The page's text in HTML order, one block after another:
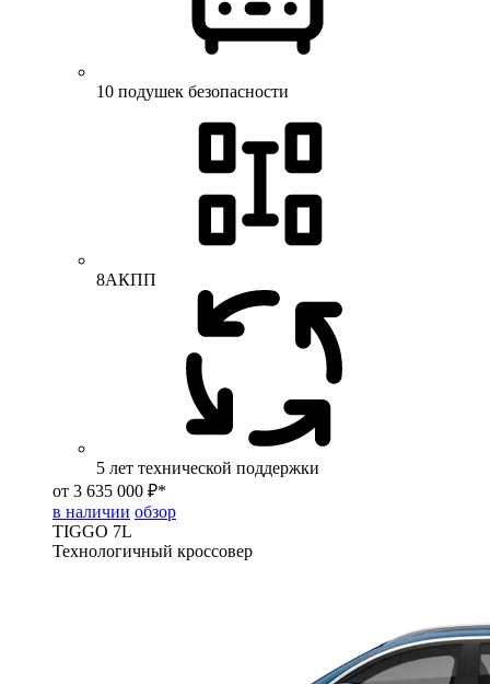
10 подушек безопасности
8АКПП
5 лет технической поддержки
от 3 635 000 ₽*
в наличии обзор
TIGGO 7L
Технологичный кроссовер